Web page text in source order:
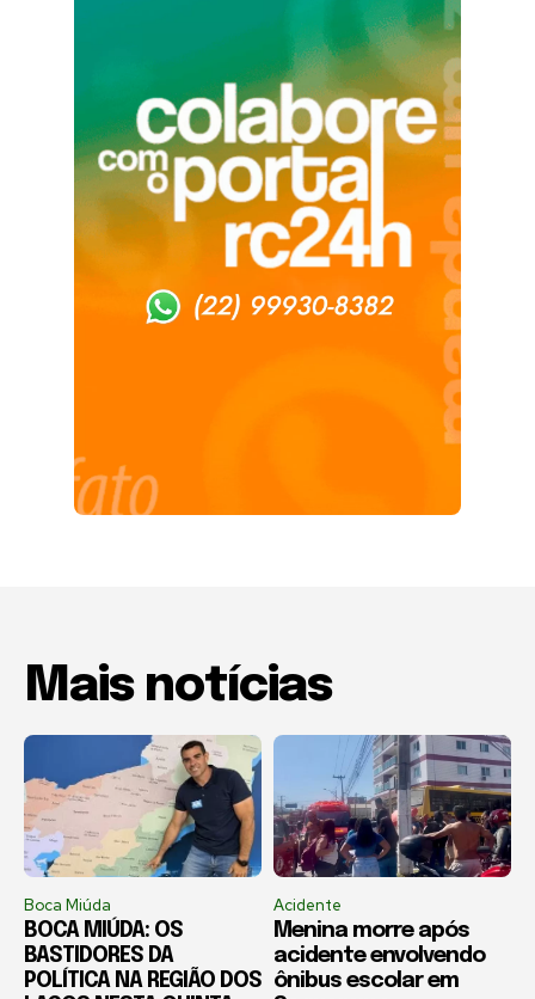
Mais notícias
Boca Miúda
BOCA MIÚDA: OS
BASTIDORES DA
POLÍTICA NA REGIÃO DOS
Acidente
Menina morre após
acidente envolvendo
ônibus escolar em